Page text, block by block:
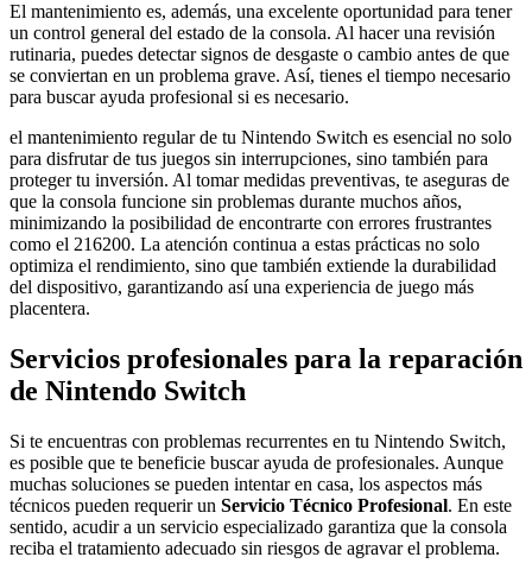
El mantenimiento es, además, una excelente oportunidad para tener
un control general del estado de la consola. Al hacer una revisión
rutinaria, puedes detectar signos de desgaste o cambio antes de que
se conviertan en un problema grave. Así, tienes el tiempo necesario
para buscar ayuda profesional si es necesario.
el mantenimiento regular de tu Nintendo Switch es esencial no solo
para disfrutar de tus juegos sin interrupciones, sino también para
proteger tu inversión. Al tomar medidas preventivas, te aseguras de
que la consola funcione sin problemas durante muchos años,
minimizando la posibilidad de encontrarte con errores frustrantes
como el 216200. La atención continua a estas prácticas no solo
optimiza el rendimiento, sino que también extiende la durabilidad
del dispositivo, garantizando así una experiencia de juego más
placentera.
Servicios profesionales para la reparación
de Nintendo Switch
Si te encuentras con problemas recurrentes en tu Nintendo Switch,
es posible que te beneficie buscar ayuda de profesionales. Aunque
muchas soluciones se pueden intentar en casa, los aspectos más
técnicos pueden requerir un Servicio Técnico Profesional. En este
sentido, acudir a un servicio especializado garantiza que la consola
reciba el tratamiento adecuado sin riesgos de agravar el problema.